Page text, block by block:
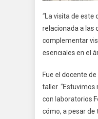
“La visita de
relacionada a las
complementar
esenciales en el
Fue el docente
taller.
con laboratorios
cómo, a pesar de